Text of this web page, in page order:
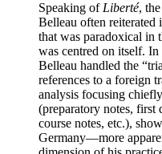
Speaking of Liberté,
Belleau often reiterated
that was paradoxical in
was centred on itself.
Belleau handled the
references to a foreign
analysis focusing
(preparatory notes, first
course notes, etc.),
Germany—more